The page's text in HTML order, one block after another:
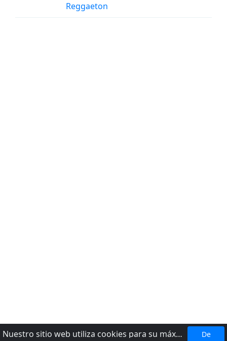
Reggaeton
Nuestro sitio web utiliza cookies para su máxima comodidad. Al utilizar el sitio web, usted acepta el uso de cookies.
De